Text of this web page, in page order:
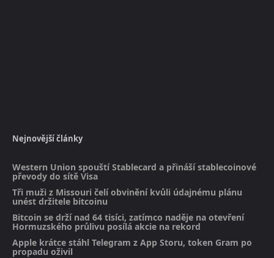
Nejnovější články
Western Union spouští Stablecard a přináší stablecoinové
převody do sítě Visa
Tři muži z Missouri čelí obvinění kvůli údajnému plánu
unést držitele bitcoinu
Bitcoin se drží nad 64 tisíci, zatímco naděje na otevření
Hormuzského průlivu posílá akcie na rekord
Apple krátce stáhl Telegram z App Storu, token Gram po
propadu oživil